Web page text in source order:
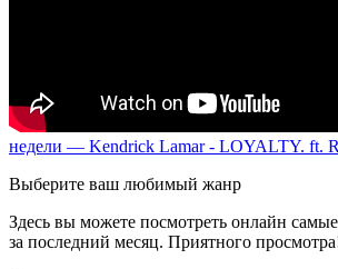
недели — Kendrick Lamar - LOYALTY. ft.
Выберите ваш любимый жанр
Здесь вы можете посмотреть онлайн
за последний месяц. Приятного